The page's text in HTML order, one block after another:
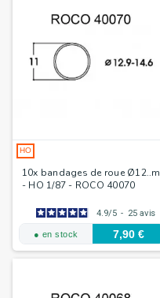
HO
10x bandages de roue Ø12..m
- HO 1/87 - ROCO 40070
4.9/5 - 25 avis
● en stock 7,90 €